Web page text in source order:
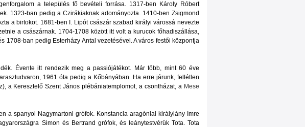
a település fő bevételi forrása. 1317-ben Károly Róbert
1323-ban pedig a Czirákiaknak adományozta. 1410-ben Zsigmond
a birtokot. 1681-ben I. Lipót császár szabad királyi várossá nevezte
a császárnak. 1704-1708 között itt volt a kurucok főhadiszállása,
1708-ban pedig Esterházy Antal vezetésével. A város festői központja
Évente itt rendezik meg a passiójátékot. Már több, mint 60 éve
1961 óta pedig a Kőbányában. Ha erre járunk, feltétlen
a Keresztelő Szent János plébániatemplomot, a csontházat, a Mese
a spanyol Nagymartoni grófok. Konstancia aragóniai királylány Imre
Simon és Bertrand grófok, és leánytestvérük Tota. Tota